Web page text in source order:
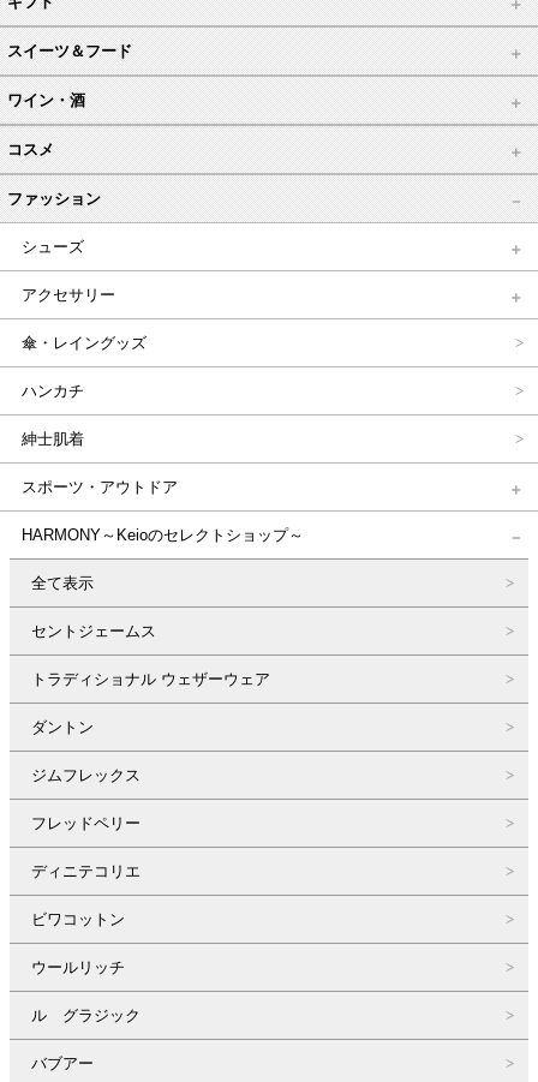
スイーツ＆フード
ワイン・酒
コスメ
ファッション
シューズ
アクセサリー
傘・レイングッズ
ハンカチ
紳士肌着
スポーツ・アウトドア
HARMONY～Keioのセレクトショップ～
全て表示
セントジェームス
トラディショナル ウェザーウェア
ダントン
ジムフレックス
フレッドペリー
ディニテコリエ
ビワコットン
ウールリッチ
ル グラジック
バブアー